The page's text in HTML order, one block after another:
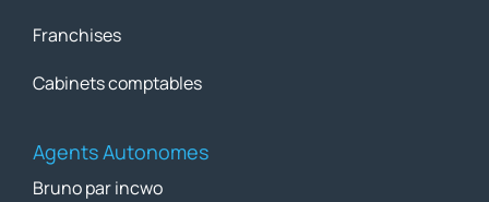
Franchises
Cabinets comptables
Agents Autonomes
Bruno par incwo